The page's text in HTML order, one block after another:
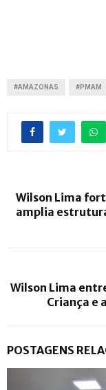
#AMAZONAS #PMAM
Wilson Lima
amplia
Wilson Lima
Criança e
POSTAGENS